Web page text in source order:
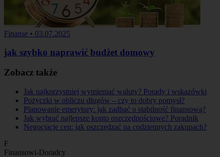
Finanse • 03.07.2025
jak szybko naprawić budżet domowy
Zobacz także
Jak najkorzystniej wymieniać waluty? Porady i wskazówki
Pożyczki w obliczu długów – czy to dobry pomysł?
Planowanie emerytury: jak zadbać o stabilność finansową?
Jak wybrać najlepsze konto oszczędnościowe? Poradnik
Negocjacje cen: jak oszczędzać na codziennych zakupach?
F
Finansowi-Doradcy